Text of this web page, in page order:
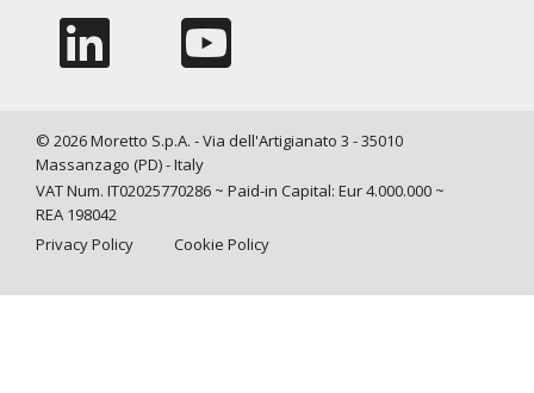
© 2026 Moretto S.p.A. - Via dell'Artigianato 3 - 35010
Massanzago (PD) - Italy
VAT Num. IT02025770286 ~ Paid-in Capital: Eur 4.000.000 ~
REA 198042
Privacy Policy
Cookie Policy